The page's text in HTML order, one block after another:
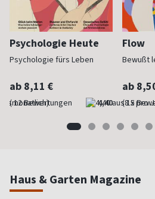
Psychologie Heute
Psychologie fürs Leben
ab 8,11 €
(monatlich) 4,40
Flow
Bewußt
ab
(8 x pro
Haus & Garten Magazine